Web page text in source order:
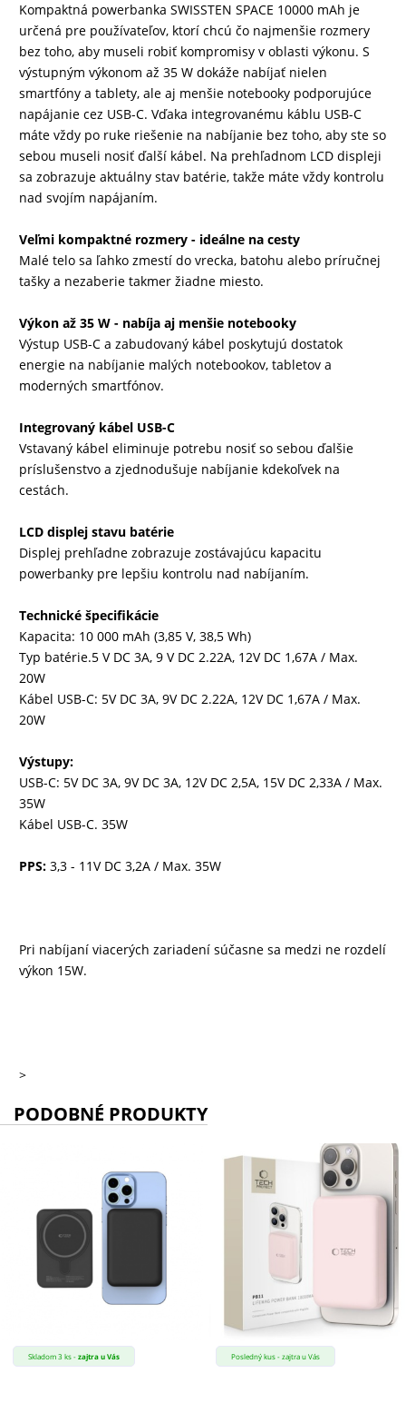
A
MATKA
A
DIEŤA
DIELŇA
A
ZÁHRADA
Kompaktná powerbanka SWISSTEN SPACE 10000 mAh je
určená pre používateľov, ktorí chcú čo najmenšie rozmery
bez toho, aby museli robiť kompromisy v oblasti výkonu. S
výstupným výkonom až 35 W dokáže nabíjať nielen
smartfóny a tablety, ale aj menšie notebooky podporujúce
napájanie cez USB-C. Vďaka integrovanému káblu USB-C
máte vždy po ruke riešenie na nabíjanie bez toho, aby ste so
sebou museli nosiť ďalší kábel. Na prehľadnom LCD displeji
sa zobrazuje aktuálny stav batérie, takže máte vždy kontrolu
nad svojím napájaním.
Veľmi kompaktné rozmery - ideálne na cesty
Malé telo sa ľahko zmestí do vrecka, batohu alebo príručnej
tašky a nezaberie takmer žiadne miesto.
Výkon až 35 W - nabíja aj menšie notebooky
Výstup USB-C a zabudovaný kábel poskytujú dostatok
energie na nabíjanie malých notebookov, tabletov a
moderných smartfónov.
Integrovaný kábel USB-C
Vstavaný kábel eliminuje potrebu nosiť so sebou ďalšie
príslušenstvo a zjednodušuje nabíjanie kdekoľvek na
cestách.
LCD displej stavu batérie
Displej prehľadne zobrazuje zostávajúcu kapacitu
powerbanky pre lepšiu kontrolu nad nabíjaním.
Technické špecifikácie
Kapacita: 10 000 mAh (3,85 V, 38,5 Wh)
Typ batérie.5 V DC 3A, 9 V DC 2.22A, 12V DC 1,67A / Max.
20W
Kábel USB-C: 5V DC 3A, 9V DC 2.22A, 12V DC 1,67A / Max.
20W
Výstupy:
USB-C: 5V DC 3A, 9V DC 3A, 12V DC 2,5A, 15V DC 2,33A / Max.
35W
Kábel USB-C. 35W
PPS: 3,3 - 11V DC 3,2A / Max. 35W
Pri nabíjaní viacerých zariadení súčasne sa medzi ne rozdelí
výkon 15W.
>
PODOBNÉ PRODUKTY
Skladom 3 ks -zajtra u Vás Posledný kus - zajtra u Vás